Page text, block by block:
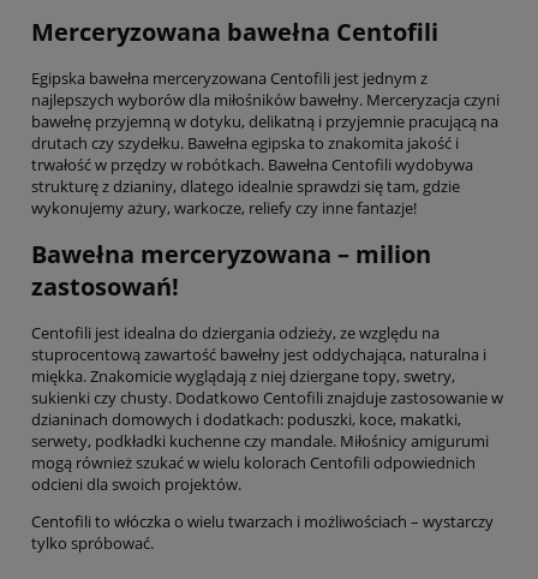
Merceryzowana bawełna Centofili
Egipska bawełna merceryzowana Centofili jest jednym z
najlepszych wyborów dla miłośników bawełny. Merceryzacja czyni
bawełnę przyjemną w dotyku, delikatną i przyjemnie pracującą na
drutach czy szydełku. Bawełna egipska to znakomita jakość i
trwałość w przędzy w robótkach. Bawełna Centofili wydobywa
strukturę z dzianiny, dlatego idealnie sprawdzi się tam, gdzie
wykonujemy ażury, warkocze, reliefy czy inne fantazje!
Bawełna merceryzowana – milion
zastosowań!
Centofili jest idealna do dziergania odzieży, ze względu na
stuprocentową zawartość bawełny jest oddychająca, naturalna i
miękka. Znakomicie wyglądają z niej dziergane topy, swetry,
sukienki czy chusty. Dodatkowo Centofili znajduje zastosowanie w
dzianinach domowych i dodatkach: poduszki, koce, makatki,
serwety, podkładki kuchenne czy mandale. Miłośnicy amigurumi
mogą również szukać w wielu kolorach Centofili odpowiednich
odcieni dla swoich projektów.
Centofili to włóczka o wielu twarzach i możliwościach – wystarczy
tylko spróbować.